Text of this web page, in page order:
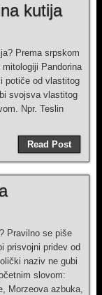
kutija
Prema srpskom
Pandorina
potiče od vlastitog
svojsva vlastitog
Npr. Teslin
Read Post
Pravilno se piše
prisvojni pridev od
naziv ne gubi
slovom:
Morzeova azbuka,